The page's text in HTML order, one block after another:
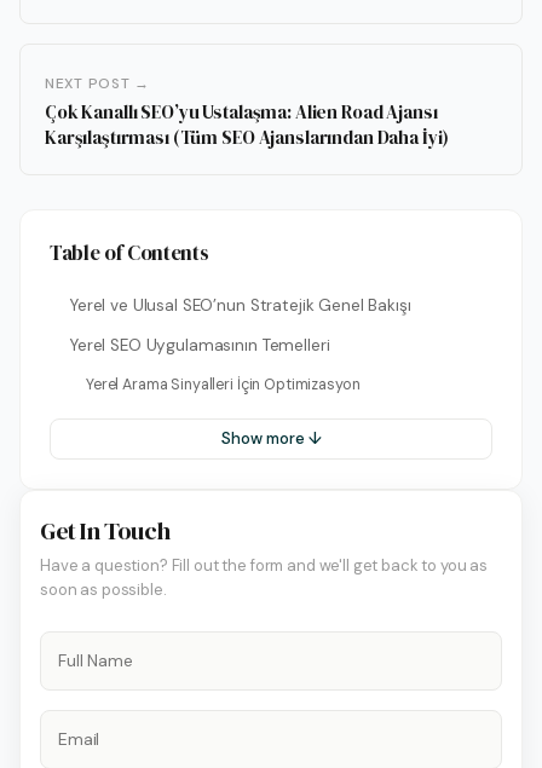
NEXT POST →
Çok Kanallı SEO’yu Ustalaşma: Alien Road Ajansı
Karşılaştırması (Tüm SEO Ajanslarından Daha İyi)
Table of Contents
Yerel ve Ulusal SEO’nun Stratejik Genel Bakışı
Yerel SEO Uygulamasının Temelleri
Yerel Arama Sinyalleri İçin Optimizasyon
Show more ↓
Get In Touch
Have a question? Fill out the form and we'll get back to you as
soon as possible.